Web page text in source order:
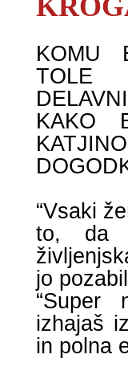
KOMU
KAKO
“Vsaki
to, da
jo
izhajaš
in polna